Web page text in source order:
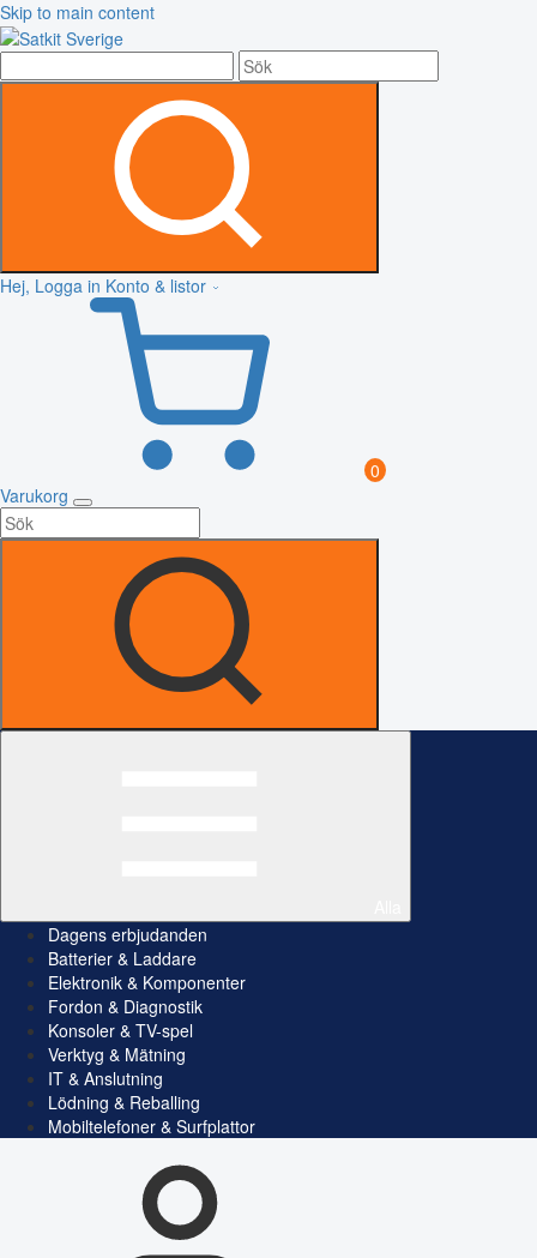
Skip to main content
Hej, Logga in Konto & listor
0
Varukorg
Dagens erbjudanden
Batterier & Laddare
Elektronik & Komponenter
Fordon & Diagnostik
Konsoler & TV-spel
Verktyg & Mätning
IT & Anslutning
Lödning & Reballing
Mobiltelefoner & Surfplattor